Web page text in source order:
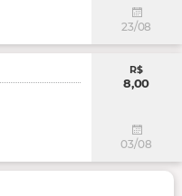
23/08
R$
8,00
03/08